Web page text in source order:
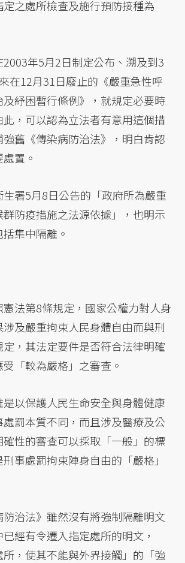
之處所檢查及施行預防接種為
年5月2日制定公布、溯及到3
在12月31日廢止的《嚴重急性呼
紓困暫行條例》，就規定必要時
，可以認為立法者有意用這個措
舊《傳染病防治法》，明白肯認
置。
生署5月8日公告的「政府所為嚴重
防疫措施之法源依據」，也明示
集中隔離。
法第8條規定，國家公權力對人身
及嚴重拘束人民身體自由而與刑
，其法定要件是否符合法律明確
「較為嚴格」之審查。
以保護人民生命安全與身體健康
罰本質不同，而且涉及醫療及公
性的審查可以採取「一般」的標
事處罰拘束陣身自由的「嚴格」
治法》雖然沒有將強制隔離明文
經有令遷入指定處所的明文，
所，使其不能與外界接觸」的「強